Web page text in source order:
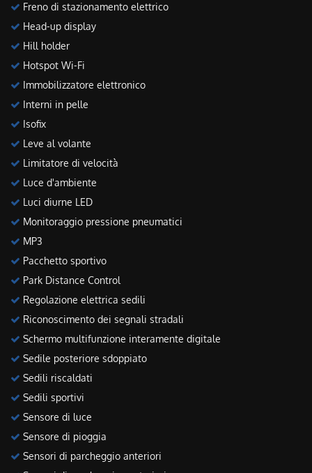
Freno di stazionamento elettrico
Head-up display
Hill holder
Hotspot Wi-Fi
Immobilizzatore elettronico
Interni in pelle
Isofix
Leve al volante
Limitatore di velocità
Luce d'ambiente
Luci diurne LED
Monitoraggio pressione pneumatici
MP3
Pacchetto sportivo
Park Distance Control
Regolazione elettrica sedili
Riconoscimento dei segnali stradali
Schermo multifunzione interamente digitale
Sedile posteriore sdoppiato
Sedili riscaldati
Sedili sportivi
Sensore di luce
Sensore di pioggia
Sensori di parcheggio anteriori